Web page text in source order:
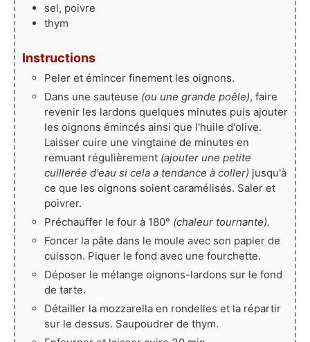
sel, poivre
thym
Instructions
Peler et émincer finement les oignons.
Dans une sauteuse (ou une grande poêle), faire
revenir les lardons quelques minutes puis ajouter
les oignons émincés ainsi que l'huile d'olive.
Laisser cuire une vingtaine de minutes en
remuant régulièrement (ajouter une petite
cuillerée d'eau si cela a tendance à coller) jusqu'à
ce que les oignons soient caramélisés. Saler et
poivrer.
Préchauffer le four à 180° (chaleur tournante).
Foncer la pâte dans le moule avec son papier de
cuisson. Piquer le fond avec une fourchette.
Déposer le mélange oignons-lardons sur le fond
de tarte.
Détailler la mozzarella en rondelles et la répartir
sur le dessus. Saupoudrer de thym.